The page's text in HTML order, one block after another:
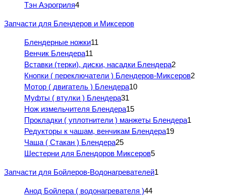
Тэн Аэрогриля4
Запчасти для Блендеров и Миксеров
Блендерные ножки11
Венчик Блендера11
Вставки (терки), диски, насадки Блендера2
Кнопки ( переключатели ) Блендеров-Миксеров2
Мотор ( двигатель ) Блендера10
Муфты ( втулки ) Блендера31
Нож измельчителя Блендера15
Прокладки ( уплотнители ) манжеты Блендера1
Редукторы к чашам, венчикам Блендера19
Чаша ( Стакан ) Блендера25
Шестерни для Блендоров Миксеров5
Запчасти для Бойлеров-Водонагревателей1
Анод Бойлера ( водонагревателя )44